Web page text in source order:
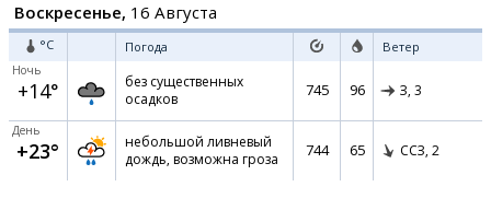
Воскресенье, 16 Августа
°C Погода Ветер
Ночь
+14°
без существенных
осадков
745 96 З, 3
День
+23°
небольшой ливневый
дождь, возможна гроза
744 65 ССЗ, 2